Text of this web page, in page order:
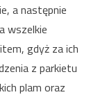
a następnie
wszelkie
gdyż za ich
z parkietu
plam oraz